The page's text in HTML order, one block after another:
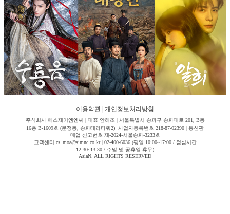
이용약관 개인정보처리방침
주식회사 에스제이엠엔씨 | 대표 안해조 | 서울특별시 송파구 송파대로 201, B동
16층 B-1609호 (문정동, 송파테라타워2) 사업자등록번호 218-87-02390 | 통신판
매업 신고번호 제-2024-서울송파-3233호
고객센터 cs_moa@sjmnc.co.kr | 02-400-6036 (평일 10:00~17:00 / 점심시간
12:30~13:30 / 주말 및 공휴일 휴무)
AsiaN. ALL RIGHTS RESERVED